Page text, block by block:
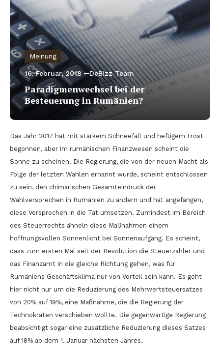
Meinung
16. Februar, 2018 DeBizz Team
Paradigmenwechsel bei der
Besteuerung in Rumänien?
Das Jahr 2017 hat mit starkem Schneefall und heftigem Frost
begonnen, aber im rumänischen Finanzwesen scheint die
Sonne zu scheinen! Die Regierung, die von der neuen Macht als
Folge der letzten Wahlen ernannt wurde, scheint entschlossen
zu sein, den chimärischen Gesamteindruck der
Wahlversprechen in Rumänien zu ändern und hat angefangen,
diese Versprechen in die Tat umsetzen. Zumindest im Bereich
des Steuerrechts ähneln diese Maßnahmen einem
hoffnungsvollen Sonnenlicht bei Sonnenaufgang. Es scheint,
dass zum ersten Mal seit der Revolution die Steuerzahler und
das Finanzamt in die gleiche Richtung gehen, was für
Rumäniens Geschäftsklima nur von Vorteil sein kann. Es geht
hier nicht nur um die Reduzierung des Mehrwertsteuersatzes
von 20% auf 19%, eine Maßnahme, die die Regierung der
Technokraten verschieben wollte. Die gegenwärtige Regierung
beabsichtigt sogar eine zusätzliche Reduzierung dieses Satzes
auf 18% ab dem 1. Januar nächsten Jahres.